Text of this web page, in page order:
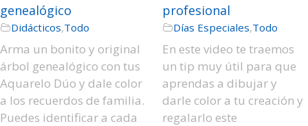
genealógico
Didácticos,Todo
Arma un bonito y original
árbol genealógico con tus
Aquarelo Dúo y dale color
a los recuerdos de familia.
Puedes identificar a cada
profesional
Días Especiales,Todo
En este video te traemos
un tip muy útil para que
aprendas a dibujar y
darle color a tu creación y
regalarlo este